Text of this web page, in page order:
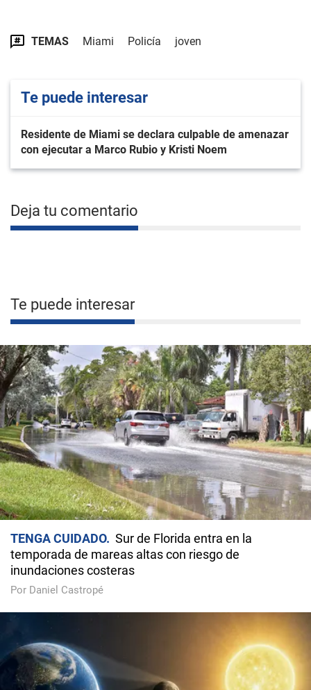
TEMAS Miami Policía joven
Te puede interesar
Residente de Miami se declara culpable de amenazar
con ejecutar a Marco Rubio y Kristi Noem
Deja tu comentario
Te puede interesar
TENGA CUIDADO
Sur de Florida entra en la
temporada de mareas altas con riesgo de
inundaciones costeras
Por Daniel Castropé